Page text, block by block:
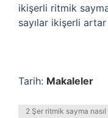
ikişerli ritmik
sayılar ikişerli artar
Tarih: Makaleler
2 Şer ritmik sayma